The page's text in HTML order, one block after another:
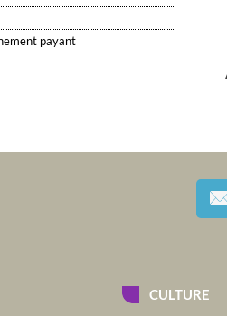
payant
CULTURE